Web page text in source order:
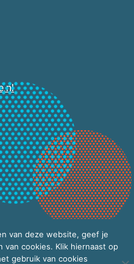
van deze website, geef je
cookies. Klik hiernaast op
gebruik van cookies